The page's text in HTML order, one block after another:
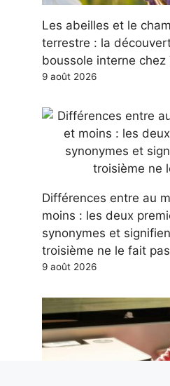
Les abeilles et le
terrestre : la
boussole interne chez
9 août 2026
Différences entre au
moins : les deux
synonymes et
troisième ne le fait pas
9 août 2026